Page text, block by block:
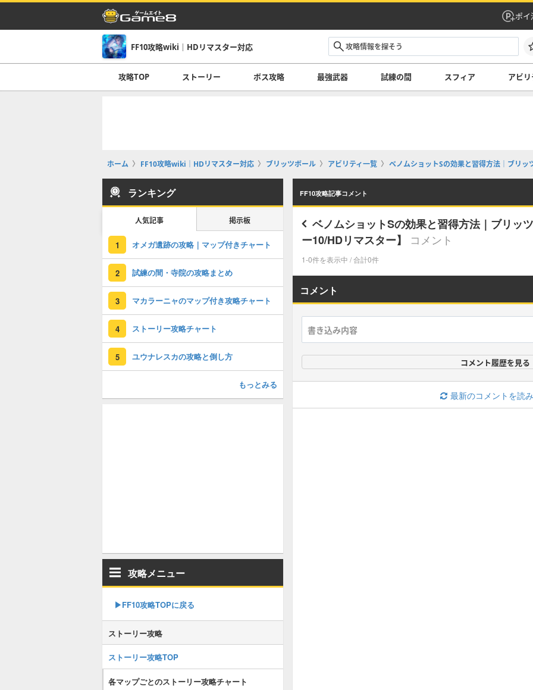
ポイ
FF10攻略wiki｜HDリマスター対応
攻略TOP ストーリー ボス攻略 最強武器 試練の間 スフィア アビリ
ホーム FF10攻略wiki｜HDリマスター対応 ブリッツボール アビリティ一覧 ベノムショットSの効果と習得方法｜ブリッ
FF10攻略記事コメント
ベノムショットSの効果と習得方法｜ブリッ
ー10/HDリマスター】
コメント
1-0件を表示中 / 合計0件
コメント
コメント履歴を見る
最新のコメントを読
ランキング
人気記事 掲示板
1 オメガ遺跡の攻略｜マップ付きチャート
2 試練の間・寺院の攻略まとめ
3 マカラーニャのマップ付き攻略チャート
4 ストーリー攻略チャート
5 ユウナレスカの攻略と倒し方
もっとみる
攻略メニュー
▶︎FF10攻略TOPに戻る
ストーリー攻略
ストーリー攻略TOP
各マップごとのストーリー攻略チャート